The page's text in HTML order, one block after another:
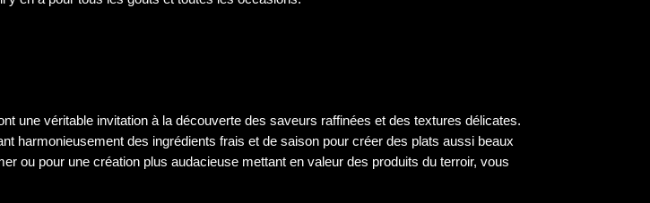
une véritable invitation à la découverte des saveurs raffinées et des textures délicates.
harmonieusement des ingrédients frais et de saison pour créer des plats aussi beaux
ou pour une création plus audacieuse mettant en valeur des produits du terroir, vous